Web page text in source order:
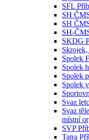
SFL
SH
SH
SH-
SKDG
Skrojek,
Spolek
Spolek
Spolek
Spolek
Svaz
Svaz
místní
SVP
Tatra